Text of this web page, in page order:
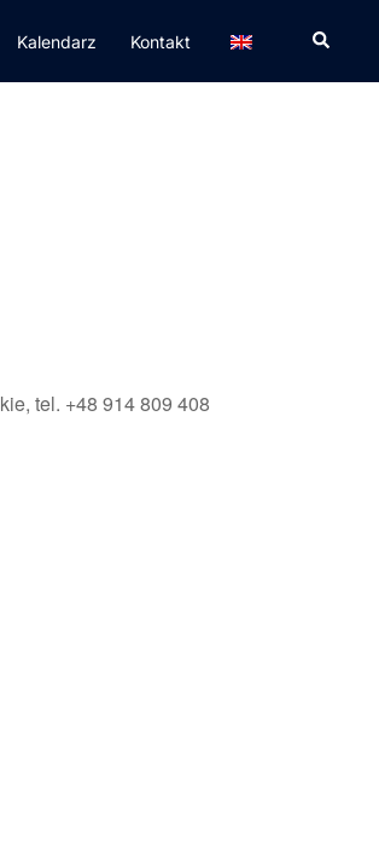
Kalendarz Kontakt
tel. +48 914 809 408